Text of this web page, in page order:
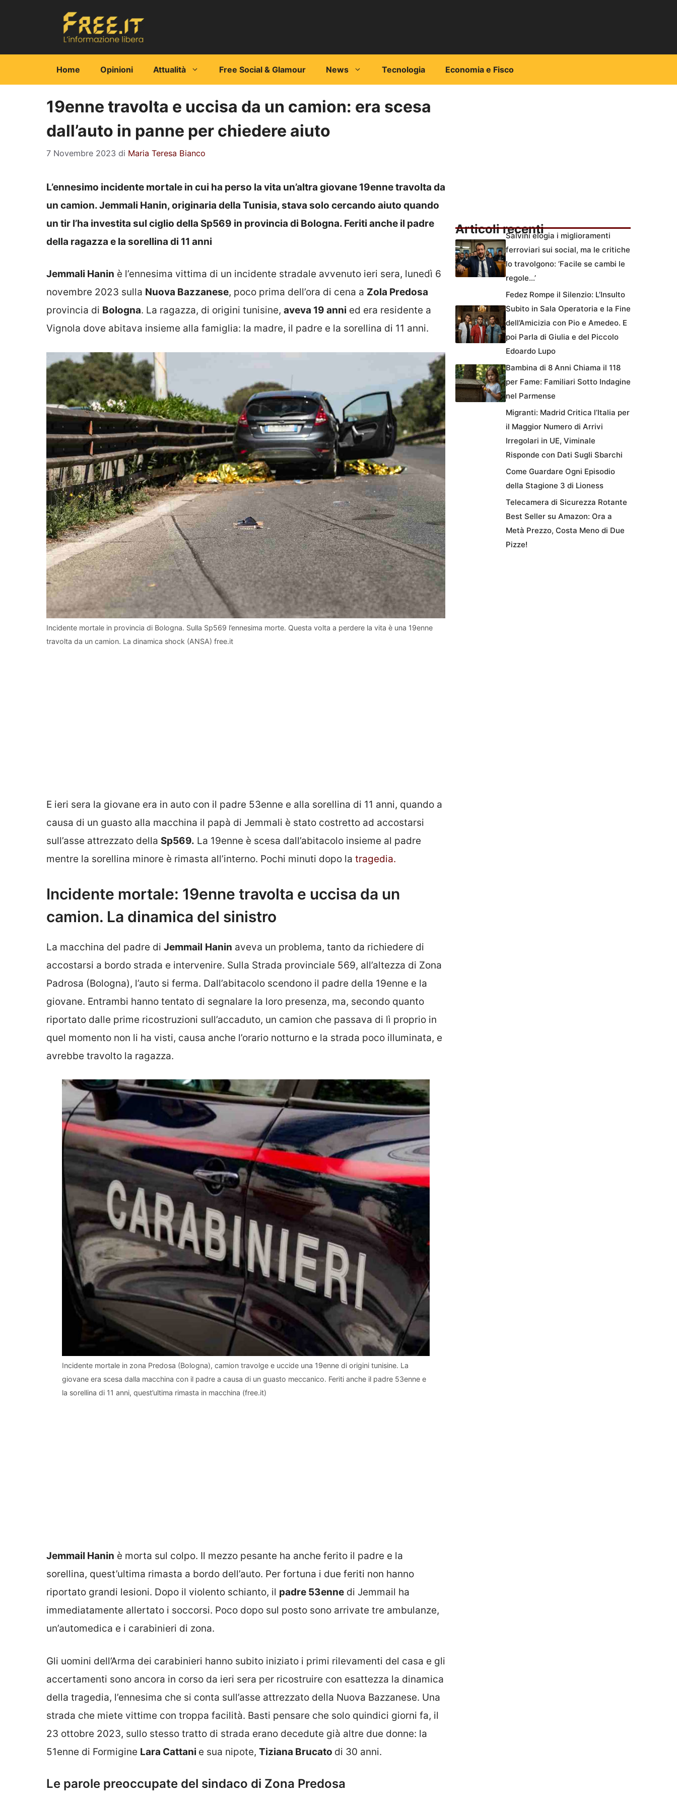
Home Opinioni Attualità Free Social & Glamour News Tecnologia Economia e Fisco
19enne travolta e uccisa da un camion: era scesa
dall’auto in panne per chiedere aiuto
7 Novembre 2023 di Maria Teresa Bianco
L’ennesimo incidente mortale in cui ha perso la vita un’altra giovane 19enne travolta da
un camion. Jemmali Hanin, originaria della Tunisia, stava solo cercando aiuto quando
un tir l’ha investita sul ciglio della Sp569 in provincia di Bologna. Feriti anche il padre
della ragazza e la sorellina di 11 anni
Jemmali Hanin è l’ennesima vittima di un incidente stradale avvenuto ieri sera, lunedì 6
novembre 2023 sulla Nuova Bazzanese, poco prima dell’ora di cena a Zola Predosa
provincia di Bologna. La ragazza, di origini tunisine, aveva 19 anni ed era residente a
Vignola dove abitava insieme alla famiglia: la madre, il padre e la sorellina di 11 anni.
Incidente mortale in provincia di Bologna. Sulla Sp569 l’ennesima morte. Questa volta a perdere la vita è una 19enne
travolta da un camion. La dinamica shock (ANSA) free.it
E ieri sera la giovane era in auto con il padre 53enne e alla sorellina di 11 anni, quando a
causa di un guasto alla macchina il papà di Jemmali è stato costretto ad accostarsi
sull’asse attrezzato della Sp569. La 19enne è scesa dall’abitacolo insieme al padre
mentre la sorellina minore è rimasta all’interno. Pochi minuti dopo la tragedia.
Incidente mortale: 19enne travolta e uccisa da un
camion. La dinamica del sinistro
La macchina del padre di Jemmail Hanin aveva un problema, tanto da richiedere di
accostarsi a bordo strada e intervenire. Sulla Strada provinciale 569, all’altezza di Zona
Padrosa (Bologna), l’auto si ferma. Dall’abitacolo scendono il padre della 19enne e la
giovane. Entrambi hanno tentato di segnalare la loro presenza, ma, secondo quanto
riportato dalle prime ricostruzioni sull’accaduto, un camion che passava di lì proprio in
quel momento non li ha visti, causa anche l’orario notturno e la strada poco illuminata, e
avrebbe travolto la ragazza.
Incidente mortale in zona Predosa (Bologna), camion travolge e uccide una 19enne di origini tunisine. La
giovane era scesa dalla macchina con il padre a causa di un guasto meccanico. Feriti anche il padre 53enne e
la sorellina di 11 anni, quest’ultima rimasta in macchina (free.it)
Jemmail Hanin è morta sul colpo. Il mezzo pesante ha anche ferito il padre e la
sorellina, quest’ultima rimasta a bordo dell’auto. Per fortuna i due feriti non hanno
riportato grandi lesioni. Dopo il violento schianto, il padre 53enne di Jemmail ha
immediatamente allertato i soccorsi. Poco dopo sul posto sono arrivate tre ambulanze,
un’automedica e i carabinieri di zona.
Gli uomini dell’Arma dei carabinieri hanno subito iniziato i primi rilevamenti del casa e gli
accertamenti sono ancora in corso da ieri sera per ricostruire con esattezza la dinamica
della tragedia, l’ennesima che si conta sull’asse attrezzato della Nuova Bazzanese. Una
strada che miete vittime con troppa facilità. Basti pensare che solo quindici giorni fa, il
23 ottobre 2023, sullo stesso tratto di strada erano decedute già altre due donne: la
51enne di Formigine Lara Cattani e sua nipote, Tiziana Brucato di 30 anni.
Le parole preoccupate del sindaco di Zona Predosa
Articoli recentiSalvini elogia i miglioramenti
ferroviari sui social, ma le critiche
lo travolgono: ‘Facile se cambi le
regole…’
Fedez Rompe il Silenzio: L’Insulto
Subito in Sala Operatoria e la Fine
dell’Amicizia con Pio e Amedeo. E
poi Parla di Giulia e del Piccolo
Edoardo Lupo
Bambina di 8 Anni Chiama il 118
per Fame: Familiari Sotto Indagine
nel Parmense
Migranti: Madrid Critica l’Italia per
il Maggior Numero di Arrivi
Irregolari in UE, Viminale
Risponde con Dati Sugli Sbarchi
Come Guardare Ogni Episodio
della Stagione 3 di Lioness
Telecamera di Sicurezza Rotante
Best Seller su Amazon: Ora a
Metà Prezzo, Costa Meno di Due
Pizze!